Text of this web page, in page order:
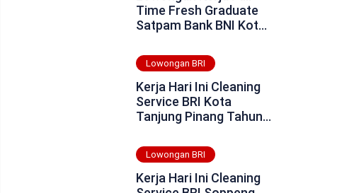
Time Fresh Graduate
Satpam Bank BNI Kota
2025
Lowongan BRI
Kerja Hari Ini Cleaning
Service BRI Kota
Tanjung Pinang Tahun
Lowongan BRI
Kerja Hari Ini Cleaning